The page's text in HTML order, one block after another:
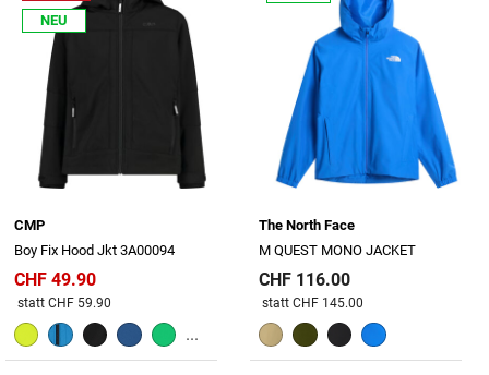
NEU
CMP
Boy Fix Hood Jkt 3A00094
CHF 49.90
Preis reduziert von
statt CHF 59.90
...
The North Face
M QUEST MONO JACKET
CHF 116.00
Preis reduziert von
statt CHF 145.00